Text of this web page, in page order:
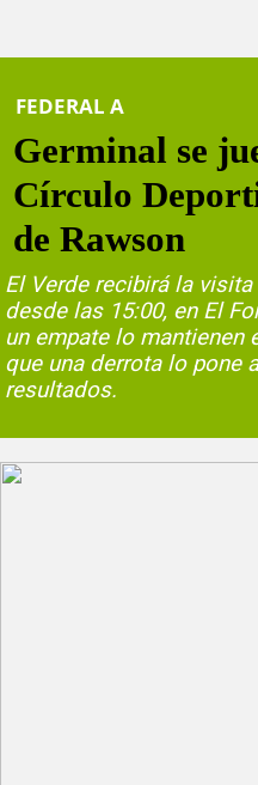
FEDERAL A
Germinal se
Círculo
de Rawson
El Verde recibirá la
desde las 15:00, en El
un empate lo mantienen
que una derrota lo pone
resultados.